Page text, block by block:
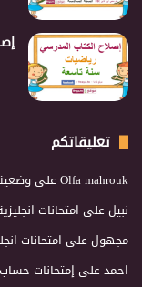
تعليقاتكم
Olfa mahroukعلى
نبيلعلى امتحانات
مجهولعلى امتحانات
احمدعلى إمتحانات